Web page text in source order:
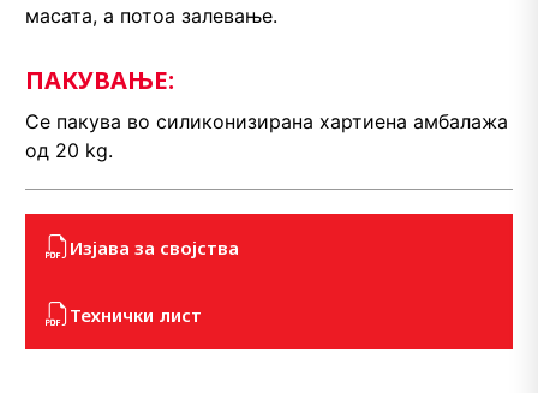
масата, а потоа залевање.
ПАКУВАЊЕ:
Се пакува во силиконизирана хартиена амбалажа
од 20 kg.
Изјава за својства
Технички лист